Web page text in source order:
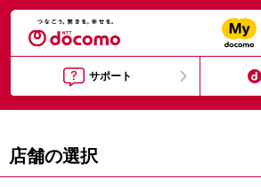
サポート
店舗の選択